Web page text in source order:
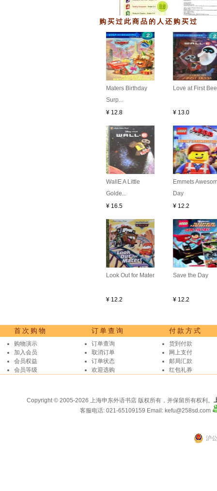
购买过此商品的人还购买过
Maters Birthday
Surp...
¥ 12.8
Love at First
¥ 13.0
WallE A Little
Golde...
¥ 16.5
Emmets
Day
¥ 12.2
Look Out for Mater
¥ 12.2
Save the Day
¥ 12.2
首次购物
购物演示
加入会员
会员权益
会员等级
订单查询
订单查询
取消订单
订单状态
欢迎选购
付款方式
货到付款
网上支付
邮局汇款
红包礼券
Copyright © 2005-2026 上海申东外语书店 版权所有，并保留所有权利。
客服电话: 021-65109159 Email: kefu@258sd.com
沪